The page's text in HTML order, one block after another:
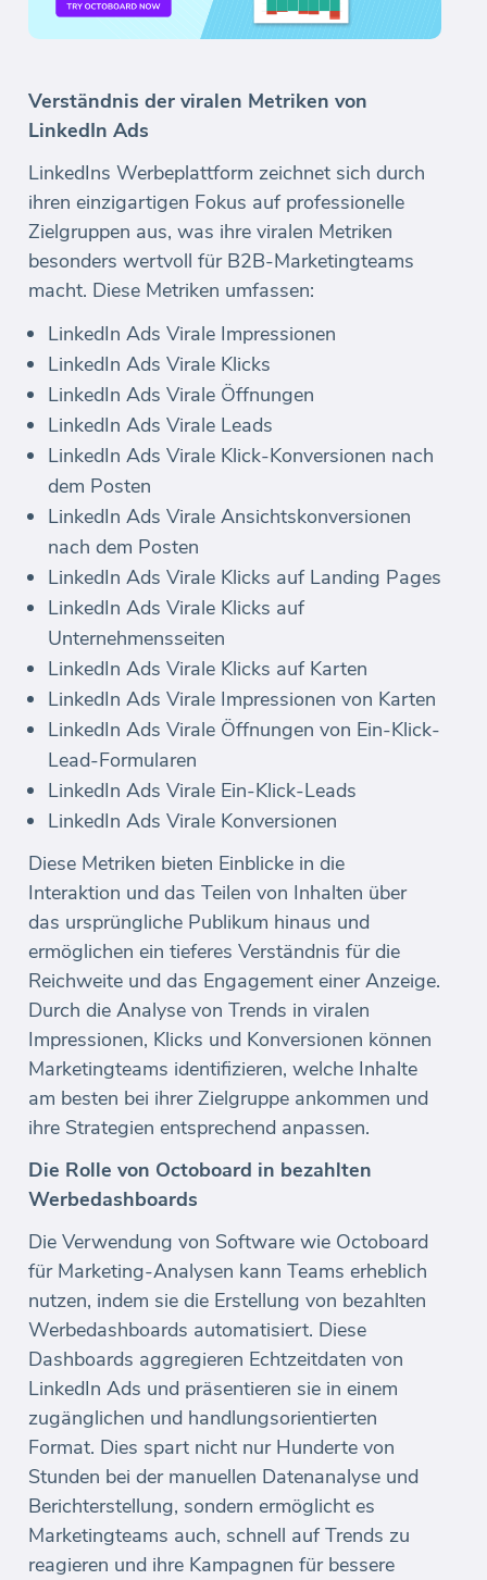
Verständnis der viralen Metriken von
LinkedIn Ads
LinkedIns Werbeplattform zeichnet sich durch
ihren einzigartigen Fokus auf professionelle
Zielgruppen aus, was ihre viralen Metriken
besonders wertvoll für B2B-Marketingteams
macht. Diese Metriken umfassen:
LinkedIn Ads Virale Impressionen
LinkedIn Ads Virale Klicks
LinkedIn Ads Virale Öffnungen
LinkedIn Ads Virale Leads
LinkedIn Ads Virale Klick-Konversionen nach
dem Posten
LinkedIn Ads Virale Ansichtskonversionen
nach dem Posten
LinkedIn Ads Virale Klicks auf Landing Pages
LinkedIn Ads Virale Klicks auf
Unternehmensseiten
LinkedIn Ads Virale Klicks auf Karten
LinkedIn Ads Virale Impressionen von Karten
LinkedIn Ads Virale Öffnungen von Ein-Klick-
Lead-Formularen
LinkedIn Ads Virale Ein-Klick-Leads
LinkedIn Ads Virale Konversionen
Diese Metriken bieten Einblicke in die
Interaktion und das Teilen von Inhalten über
das ursprüngliche Publikum hinaus und
ermöglichen ein tieferes Verständnis für die
Reichweite und das Engagement einer Anzeige.
Durch die Analyse von Trends in viralen
Impressionen, Klicks und Konversionen können
Marketingteams identifizieren, welche Inhalte
am besten bei ihrer Zielgruppe ankommen und
ihre Strategien entsprechend anpassen.
Die Rolle von Octoboard in bezahlten
Werbedashboards
Die Verwendung von Software wie Octoboard
für Marketing-Analysen kann Teams erheblich
nutzen, indem sie die Erstellung von bezahlten
Werbedashboards automatisiert. Diese
Dashboards aggregieren Echtzeitdaten von
LinkedIn Ads und präsentieren sie in einem
zugänglichen und handlungsorientierten
Format. Dies spart nicht nur Hunderte von
Stunden bei der manuellen Datenanalyse und
Berichterstellung, sondern ermöglicht es
Marketingteams auch, schnell auf Trends zu
reagieren und ihre Kampagnen für bessere